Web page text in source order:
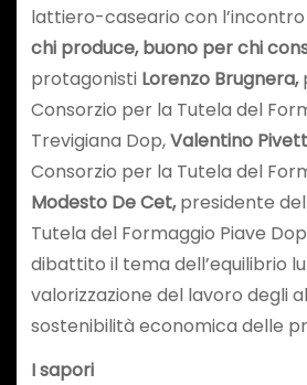
lattiero-caseario con l’incontro
chi produce, buono per chi
protagonisti Lorenzo Brugnera,
Consorzio per la Tutela del
Trevigiana Dop,Valentino
Consorzio per la Tutela del
Modesto De Cet,presidente
Tutela del Formaggio Piave
dibattito il tema dell’equilibrio
valorizzazione del lavoro degli
sostenibilità economica delle
I sapori